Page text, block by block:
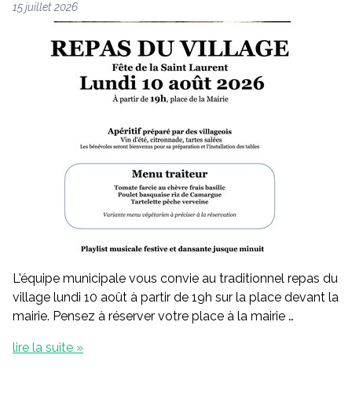
Culture & Loisirs
Environnement
Vie économique
15 juillet 2026
L'équipe municipale vous convie au traditionnel repas du
village lundi 10 août à partir de 19h sur la place devant la
mairie. Pensez à réserver votre place à la mairie …
lire la suite »